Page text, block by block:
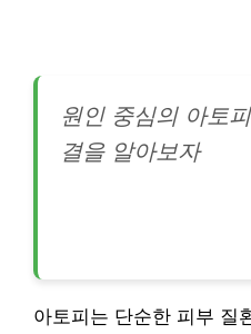
원인 중심의 아토
결을 알아보자
아토피는 단순한 피부 질